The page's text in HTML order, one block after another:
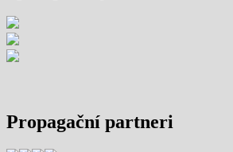
Propagační partneri